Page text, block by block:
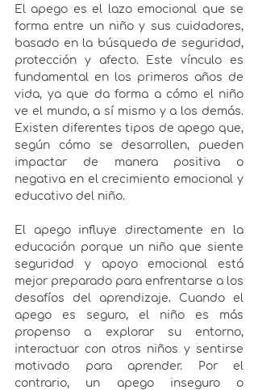
El apego es el lazo emocional que se
forma entre un niño y sus cuidadores,
basado en la búsqueda de seguridad,
protección y afecto. Este vínculo es
fundamental en los primeros años de
vida, ya que da forma a cómo el niño
ve el mundo, a sí mismo y a los demás.
Existen diferentes tipos de apego que,
según cómo se desarrollen, pueden
impactar de manera positiva o
negativa en el crecimiento emocional y
educativo del niño.
El apego influye directamente en la
educación porque un niño que siente
seguridad y apoyo emocional está
mejor preparado para enfrentarse a los
desafíos del aprendizaje. Cuando el
apego es seguro, el niño es más
propenso a explorar su entorno,
interactuar con otros niños y sentirse
motivado para aprender. Por el
contrario, un apego inseguro o